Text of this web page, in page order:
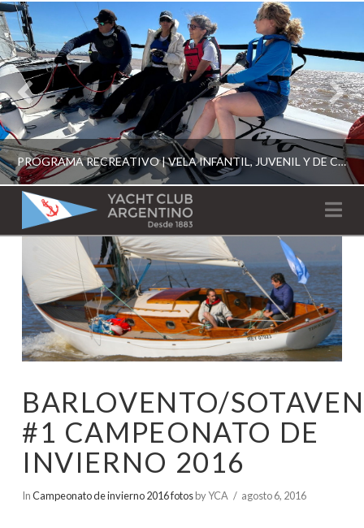
PROGRAMA RECREATIVO | VELA INFANTIL, JUVENIL Y DE CRUCERO 2026
YCA
ESCUELA RECREATIVA 2026
YACHT
CLUB
ARGENTINO
BARLOVENTO/
#1 CAMPEONATO DE
INVIERNO 2016
InCampeonato de invierno 2016 fotosby YCA agosto 6, 2016